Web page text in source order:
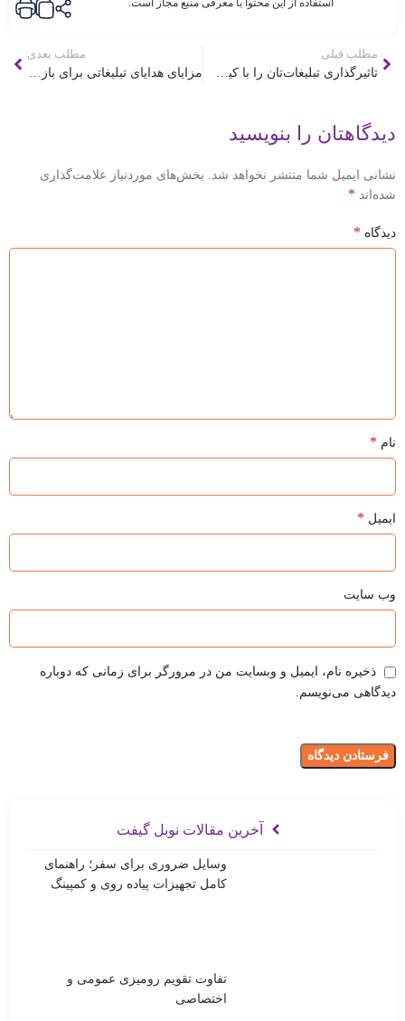
استفاده از این محتوا با معرفی منبع مجاز است.
مطلب قبلی
تاثیرگذاری تبلیغات‌تان را با کیف تبلیغاتی افزایش دهید
مطلب بعدی
مزایای هدایای تبلیغاتی برای بازاریابی
دیدگاهتان را بنویسید
نشانی ایمیل شما منتشر نخواهد شد. بخش‌های موردنیاز علامت‌گذاری
شده‌اند *
دیدگاه *
نام *
ایمیل *
وب‌ سایت
ذخیره نام، ایمیل و وبسایت من در مرورگر برای زمانی که دوباره
دیدگاهی می‌نویسم.
آخرین مقالات نوبل گیفت
وسایل ضروری برای سفر؛ راهنمای
کامل تجهیزات پیاده روی و کمپینگ
تفاوت تقویم رومیزی عمومی و
اختصاصی